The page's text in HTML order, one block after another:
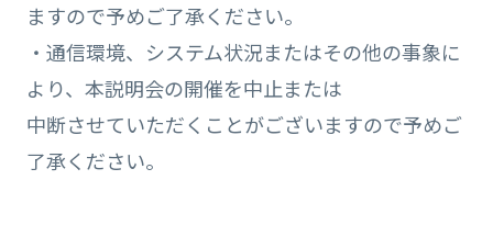
ますので予めご了承ください。
・通信環境、システム状況またはその他の事象に
より、本説明会の開催を中止または
中断させていただくことがございますので予めご
了承ください。